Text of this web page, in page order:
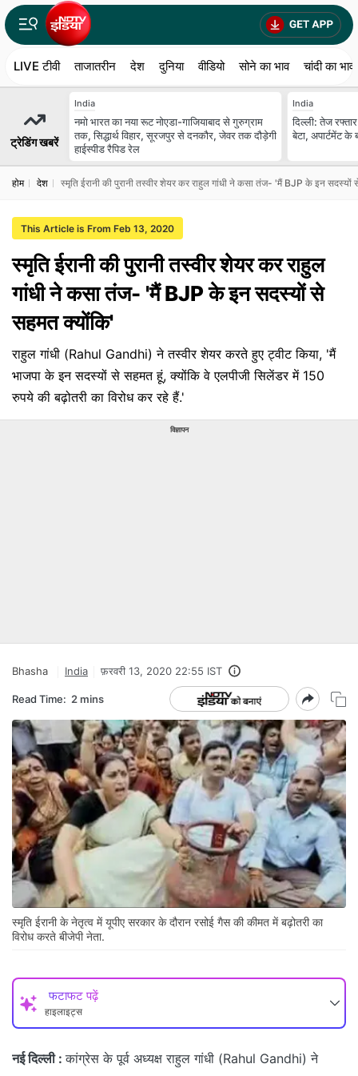
LIVE टीवी ताजातरीन देश दुनिया वीडियो सोने का भाव चांदी का भाव
ट्रेडिंग खबरें
India
नमो भारत का नया रूट नोएडा-गाजियाबाद से गुरुग्राम
तक, सिद्धार्थ विहार, सूरजपुर से दनकौर, जेवर तक दौड़ेगी
हाईस्पीड रैपिड रेल
India
दिल्ली: तेज
बेटा, अपार्टमेंट के
होम देश स्मृति ईरानी की पुरानी तस्वीर शेयर कर राहुल गांधी ने कसा तंज- 'मैं BJP के इन सदस्यों
This Article is From Feb 13, 2020
स्मृति ईरानी की पुरानी तस्वीर शेयर कर राहुल
गांधी ने कसा तंज- 'मैं BJP के इन सदस्यों से
सहमत क्योंकि'
राहुल गांधी (Rahul Gandhi) ने तस्वीर शेयर करते हुए ट्वीट किया, 'मैं
भाजपा के इन सदस्यों से सहमत हूं, क्योंकि वे एलपीजी सिलेंडर में 150
रुपये की बढ़ोतरी का विरोध कर रहे हैं.'
विज्ञापन
Bhasha India फ़रवरी 13, 2020 22:55 IST
Read Time: 2 mins
स्मृति ईरानी के नेतृत्व में यूपीए सरकार के दौरान रसोई गैस की कीमत में बढ़ोतरी का
विरोध करते बीजेपी नेता.
फटाफट पढ़ें
हाइलाइट्स
नई दिल्ली : कांग्रेस के पूर्व अध्यक्ष राहुल गांधी (Rahul Gandhi) ने